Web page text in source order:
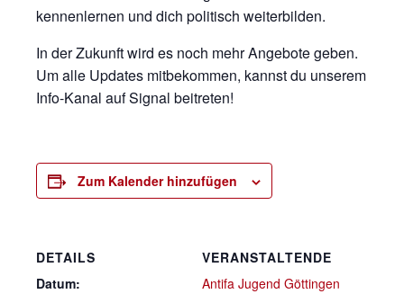
kennenlernen und dich politisch weiterbilden.
In der Zukunft wird es noch mehr Angebote geben.
Um alle Updates mitbekommen, kannst du unserem
Info-Kanal auf Signal beitreten!
Zum Kalender hinzufügen
DETAILS
Datum:
VERANSTALTENDE
Antifa Jugend Göttingen